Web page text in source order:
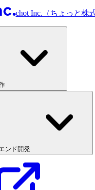
chot Inc.（ちょっと株
ンド開発